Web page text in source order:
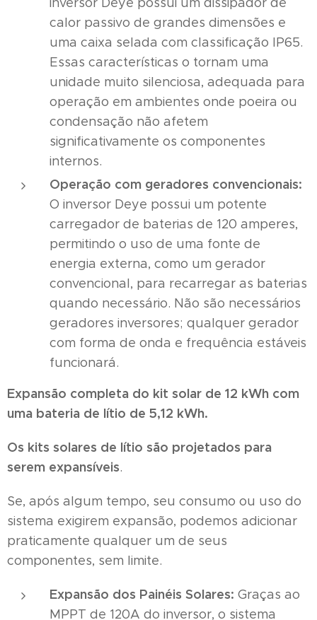
calor passivo de grandes dimensões e
uma caixa selada com classificação IP65.
Essas características o tornam uma
unidade muito silenciosa, adequada para
operação em ambientes onde poeira ou
condensação não afetem
significativamente os componentes
internos.
Operação com geradores convencionais:
O inversor Deye possui um potente
carregador de baterias de 120 amperes,
permitindo o uso de uma fonte de
energia externa, como um gerador
convencional, para recarregar as baterias
quando necessário. Não são necessários
geradores inversores; qualquer gerador
com forma de onda e frequência estáveis ​​
funcionará.
Expansão completa do kit solar de 12 kWh com
uma bateria de lítio de 5,12 kWh.
Os kits solares de lítio são projetados para
serem expansíveis.
Se, após algum tempo, seu consumo ou uso do
sistema exigirem expansão, podemos adicionar
praticamente qualquer um de seus
componentes, sem limite.
Expansão dos Painéis Solares: Graças ao
MPPT de 120A do inversor, o sistema